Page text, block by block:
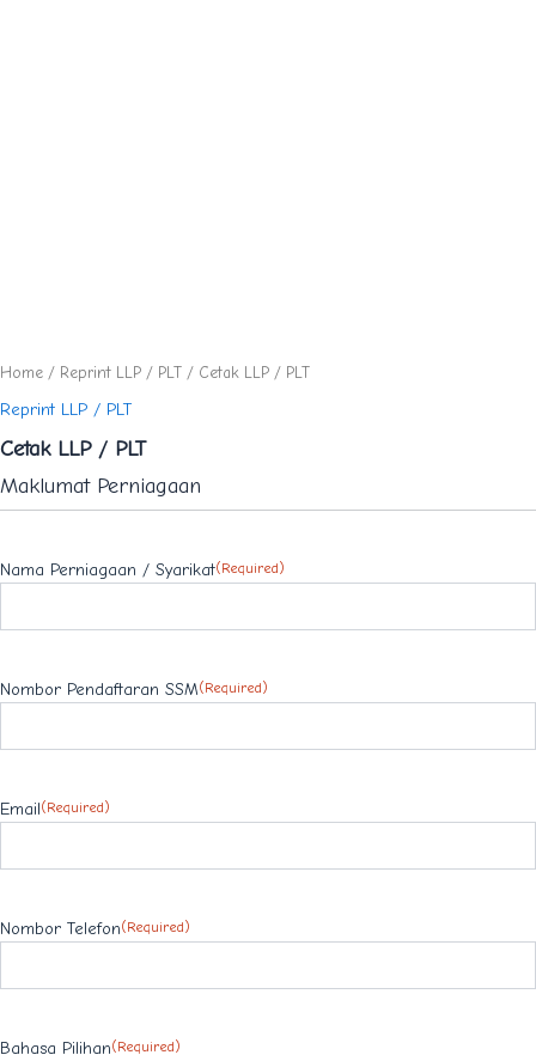
Home / Reprint LLP / PLT / Cetak LLP / PLT
Reprint LLP / PLT
Cetak LLP / PLT
Maklumat Perniagaan
Nama Perniagaan / Syarikat(Required)
Nombor Pendaftaran SSM(Required)
Email(Required)
Nombor Telefon(Required)
Bahasa Pilihan(Required)